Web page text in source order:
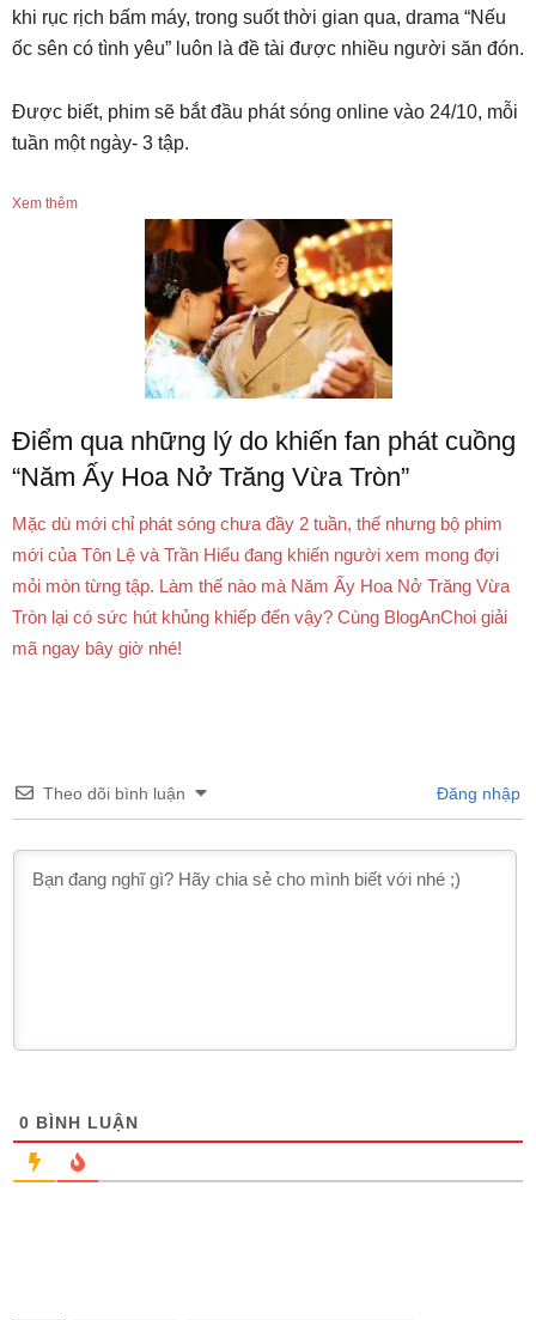
khi rục rịch bấm máy, trong suốt thời gian qua, drama “Nếu
ốc sên có tình yêu” luôn là đề tài được nhiều người săn đón.
Được biết, phim sẽ bắt đầu phát sóng online vào 24/10, mỗi
tuần một ngày- 3 tập.
Xem thêm
Điểm qua những lý do khiến fan phát cuồng
“Năm Ấy Hoa Nở Trăng Vừa Tròn”
Mặc dù mới chỉ phát sóng chưa đầy 2 tuần, thế nhưng bộ phim
mới của Tôn Lệ và Trần Hiểu đang khiến người xem mong đợi
mỏi mòn từng tập. Làm thế nào mà Năm Ấy Hoa Nở Trăng Vừa
Tròn lại có sức hút khủng khiếp đến vậy? Cùng BlogAnChoi giải
mã ngay bây giờ nhé!
Theo dõi bình luận Đăng nhập
0 BÌNH LUẬN